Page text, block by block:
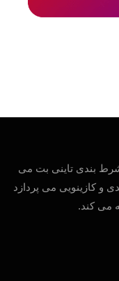
بندی تاینی بت می
و کازینویی می پردازد
می کند.